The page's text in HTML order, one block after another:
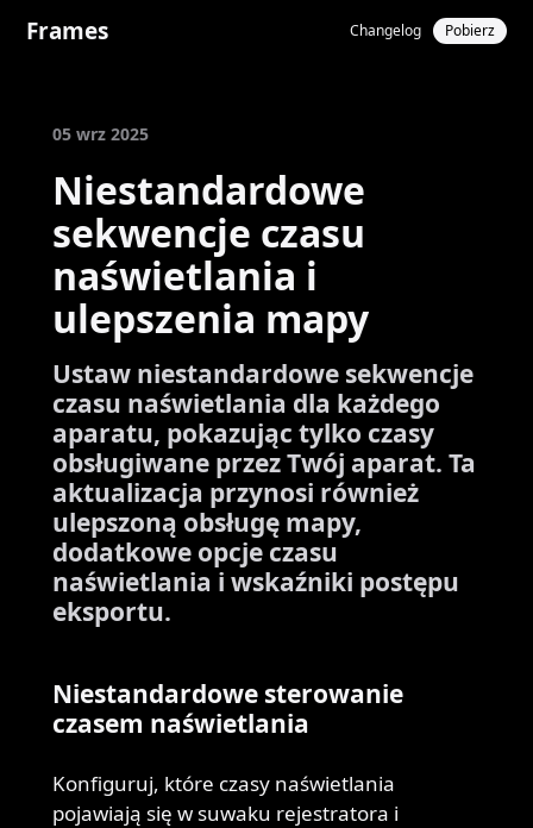
Frames Changelog Pobierz
05 wrz 2025
Niestandardowe
sekwencje czasu
naświetlania i
ulepszenia mapy
Ustaw niestandardowe sekwencje
czasu naświetlania dla każdego
aparatu, pokazując tylko czasy
obsługiwane przez Twój aparat. Ta
aktualizacja przynosi również
ulepszoną obsługę mapy,
dodatkowe opcje czasu
naświetlania i wskaźniki postępu
eksportu.
Niestandardowe sterowanie
czasem naświetlania
Konfiguruj, które czasy naświetlania
pojawiają się w suwaku rejestratora i